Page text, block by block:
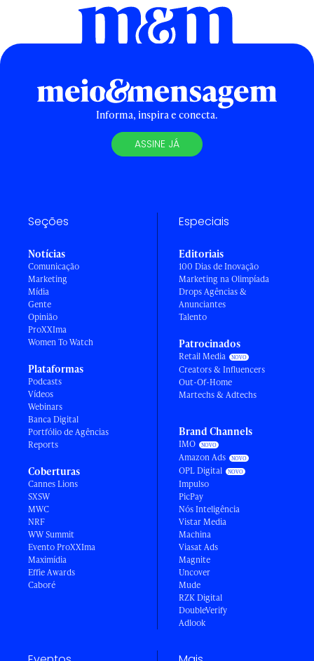
Informa, inspira e conecta.
ASSINE JÁ
Seções
Notícias
Comunicação
Marketing
Mídia
Gente
Opinião
ProXXIma
Women To Watch
Plataformas
Podcasts
Vídeos
Webinars
Banca Digital
Portfólio de Agências
Reports
Coberturas
Cannes Lions
SXSW
MWC
NRF
WW Summit
Evento ProXXIma
Maximídia
Effie Awards
Caboré
Especiais
Editoriais
100 Dias de Inovação
Marketing na Olimpíada
Drops Agências &
Anunciantes
Talento
Patrocinados
Retail Media
Creators & Influencers
Out-Of-Home
Martechs & Adtechs
Brand Channels
IMO
Amazon Ads
OPL Digital
Impulso
PicPay
Nós Inteligência
Vistar Media
Machina
Viasat Ads
Magnite
Uncover
Mude
RZK Digital
DoubleVerify
Adlook